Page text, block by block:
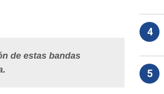
de estas bandas
4
5